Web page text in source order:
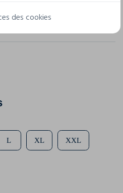
L XL XXL
des cookies